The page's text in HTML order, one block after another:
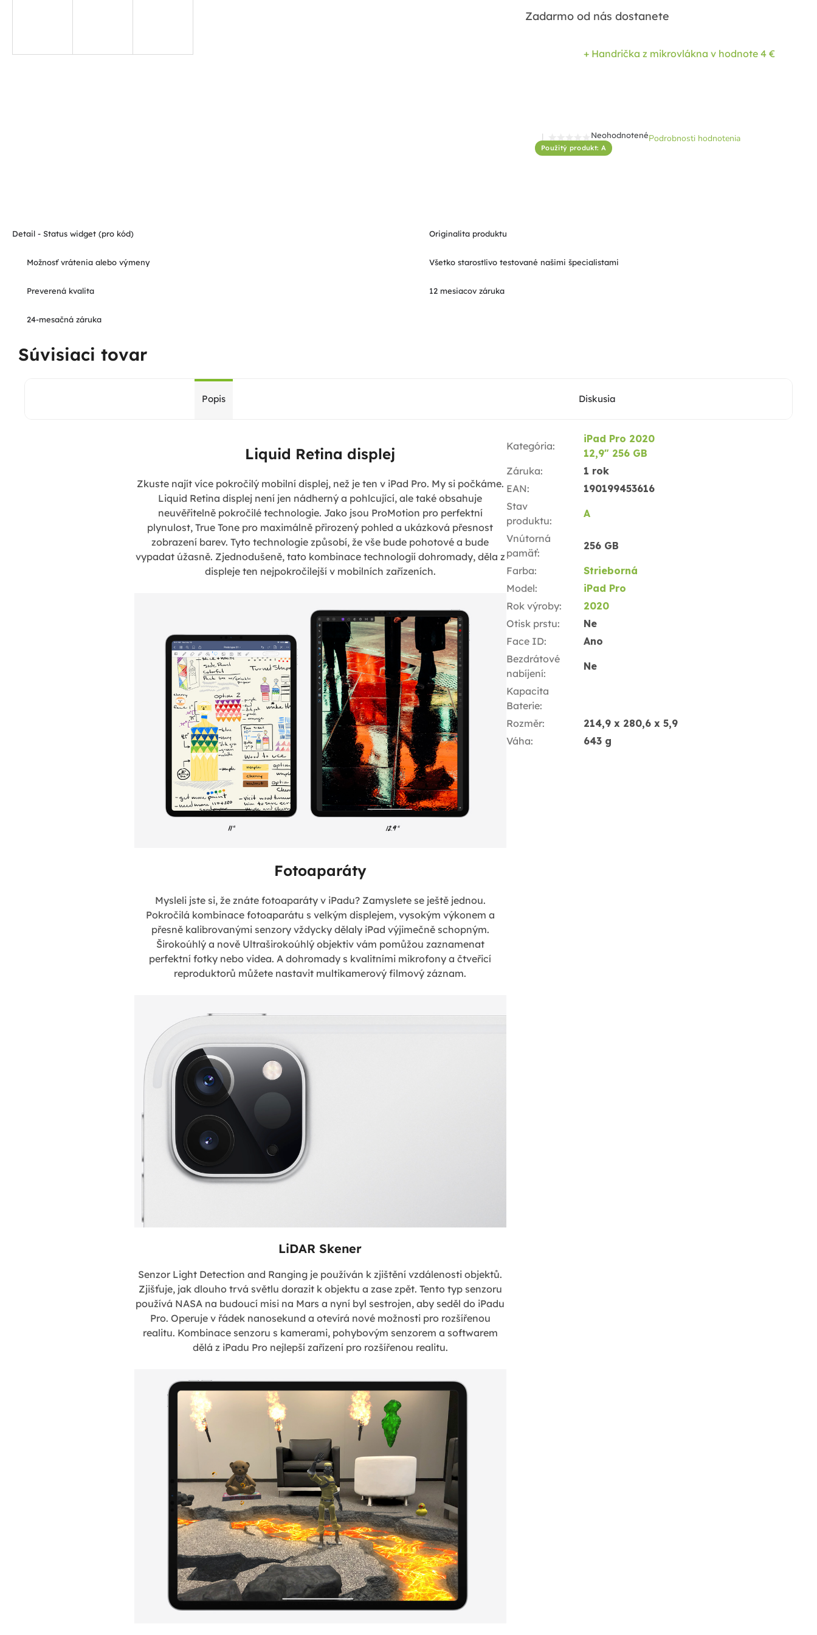
Použitý produkt: A
Priemerné
hodnotenie
NeohodnotenéPodrobnosti hodnotenia
Zadarmo od nás dostanete
+ Handrička z mikrovlákna v hodnote 4 €
Detail - Status widget (pro kód) Originalita produktu
Možnosť vrátenia alebo výmeny Všetko starostlivo testované našimi špecialistami
Preverená kvalita 12 mesiacov záruka
24-mesačná záruka
Súvisiaci tovar
Popis Diskusia
Liquid Retina displej
Zkuste najít více pokročilý mobilní displej, než je ten v iPad Pro. My si počkáme.
Liquid Retina displej není jen nádherný a pohlcující, ale také obsahuje
neuvěřitelně pokročilé technologie. Jako jsou ProMotion pro perfektní
plynulost, True Tone pro maximálně přirozený pohled a ukázková přesnost
zobrazení barev. Tyto technologie způsobí, že vše bude pohotové a bude
vypadat úžasně. Zjednodušeně, tato kombinace technologií dohromady, děla z
displeje ten nejpokročilejší v mobilních zařízeních.
Fotoaparáty
Mysleli jste si, že znáte fotoaparáty v iPadu? Zamyslete se ještě jednou.
Pokročilá kombinace fotoaparátu s velkým displejem, vysokým výkonem a
přesně kalibrovanými senzory vždycky dělaly iPad výjimečně schopným.
Širokoúhlý a nově Ultraširokoúhlý objektiv vám pomůžou zaznamenat
perfektní fotky nebo videa. A dohromady s kvalitními mikrofony a čtveřicí
reproduktorů můžete nastavit multikamerový filmový záznam.
LiDAR Skener
Senzor Light Detection and Ranging je používán k zjištění vzdálenosti objektů.
Zjišťuje, jak dlouho trvá světlu dorazit k objektu a zase zpět. Tento typ senzoru
používá NASA na budoucí misi na Mars a nyní byl sestrojen, aby seděl do iPadu
Pro. Operuje v řádek nanosekund a otevírá nové možnosti pro rozšířenou
realitu. Kombinace senzoru s kamerami, pohybovým senzorem a softwarem
dělá z iPadu Pro nejlepší zařízení pro rozšířenou realitu.
Kategória:
iPad Pro 2020
12,9" 256 GB
Záruka:
1 rok
EAN:
190199453616
Stav
produktu:
A
Vnútorná
pamäť:
256 GB
Farba:
Strieborná
Model:
iPad Pro
Rok výroby:
2020
Otisk prstu:
Ne
Face ID:
Ano
Bezdrátové
nabíjení:
Ne
Kapacita
Baterie:
Rozměr:
214,9 x 280,6 x 5,9
Váha: 643 g